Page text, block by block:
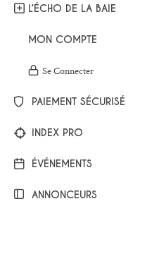
L’ÉCHO DE LA BAIE
MON COMPTE
Se Connecter
PAIEMENT SÉCURISÉ
INDEX PRO
ÉVÉNEMENTS
ANNONCEURS